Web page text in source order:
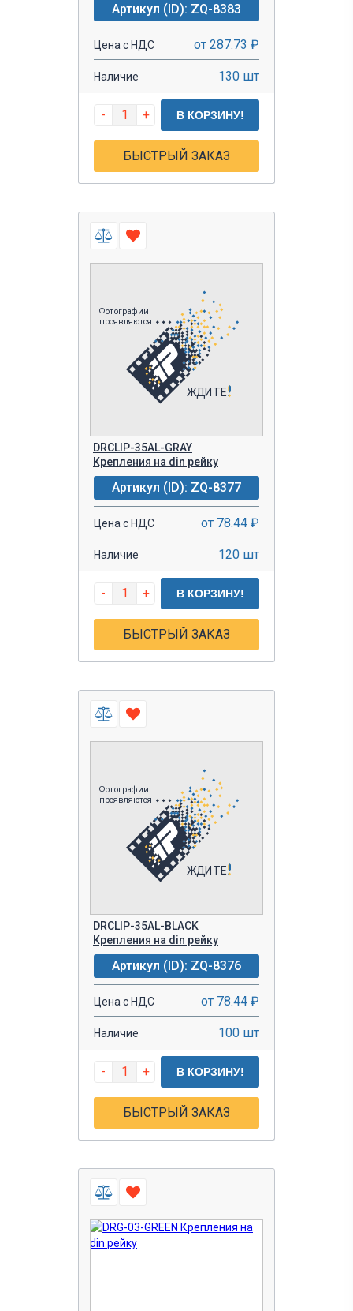
Артикул (ID): ZQ-8383
Цена с НДС от 287.73 ₽
Наличие 130 шт
- + В КОРЗИНУ!
БЫСТРЫЙ ЗАКАЗ
DRCLIP-35AL-GRAY
Крепления на din рейку
Артикул (ID): ZQ-8377
Цена с НДС от 78.44 ₽
Наличие 120 шт
- + В КОРЗИНУ!
БЫСТРЫЙ ЗАКАЗ
DRCLIP-35AL-BLACK
Крепления на din рейку
Артикул (ID): ZQ-8376
Цена с НДС от 78.44 ₽
Наличие 100 шт
- + В КОРЗИНУ!
БЫСТРЫЙ ЗАКАЗ